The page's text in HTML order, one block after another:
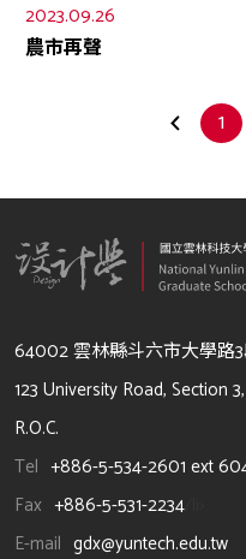
2023.09.26
農市再聲
1
64002 雲林縣斗六市大學路3
123 University Road, Section
R.O.C.
Tel +886-5-534-2601 ext
Fax +886-5-531-2234
E-mail gdx@yuntech.edu.tw